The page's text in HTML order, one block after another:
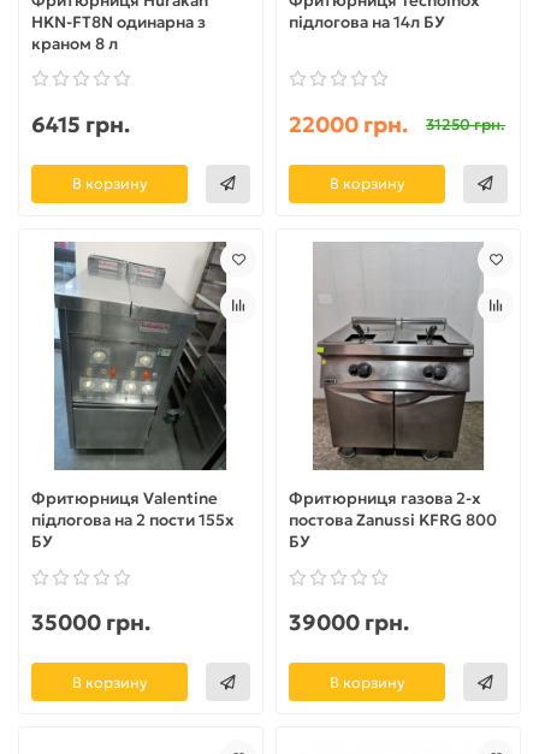
HKN-FT8N одинарна з
краном 8 л
6415 грн.
В корзину
підлогова на 14л БУ
22000 грн. 31250 грн.
В корзину
Фритюрниця Valentine
підлогова на 2 пости 155х
БУ
35000 грн.
В корзину
Фритюрниця газова 2-х
постова Zanussi KFRG 800
БУ
39000 грн.
В корзину